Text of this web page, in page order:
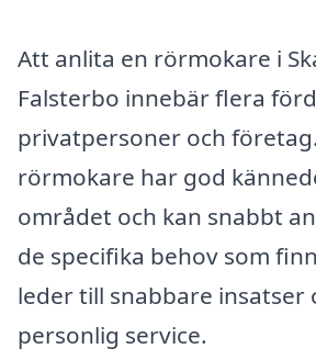
Att anlita en rörmokare i
Falsterbo innebär flera
privatpersoner och
rörmokare har god
området och kan snabbt
de specifika behov som
leder till snabbare insatser
personlig service.